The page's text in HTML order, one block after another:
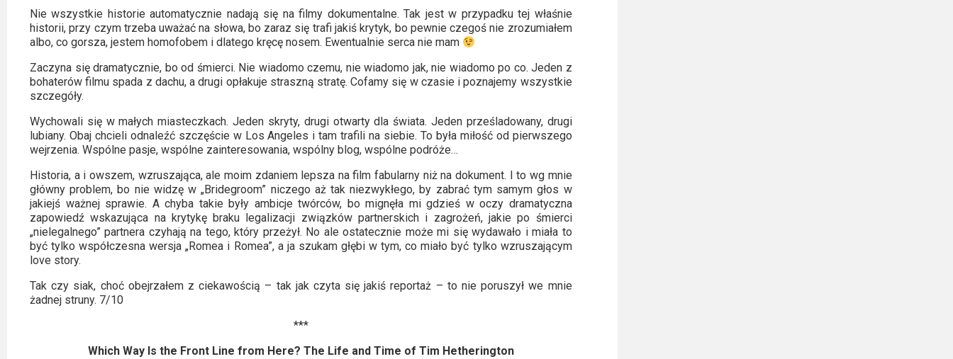
Nie wszystkie historie automatycznie nadają się na filmy dokumentalne. Tak jest w przypadku tej właśnie
historii, przy czym trzeba uważać na słowa, bo zaraz się trafi jakiś krytyk, bo pewnie czegoś nie zrozumiałem
albo, co gorsza, jestem homofobem i dlatego kręcę nosem. Ewentualnie serca nie mam
Zaczyna się dramatycznie, bo od śmierci. Nie wiadomo czemu, nie wiadomo jak, nie wiadomo po co. Jeden z
bohaterów filmu spada z dachu, a drugi opłakuje straszną stratę. Cofamy się w czasie i poznajemy wszystkie
szczegóły.
Wychowali się w małych miasteczkach. Jeden skryty, drugi otwarty dla świata. Jeden prześladowany, drugi
lubiany. Obaj chcieli odnaleźć szczęście w Los Angeles i tam trafili na siebie. To była miłość od pierwszego
wejrzenia. Wspólne pasje, wspólne zainteresowania, wspólny blog, wspólne podróże…
Historia, a i owszem, wzruszająca, ale moim zdaniem lepsza na film fabularny niż na dokument. I to wg mnie
główny problem, bo nie widzę w „Bridegroom” niczego aż tak niezwykłego, by zabrać tym samym głos w
jakiejś ważnej sprawie. A chyba takie były ambicje twórców, bo mignęła mi gdzieś w oczy dramatyczna
zapowiedź wskazująca na krytykę braku legalizacji związków partnerskich i zagrożeń, jakie po śmierci
„nielegalnego” partnera czyhają na tego, który przeżył. No ale ostatecznie może mi się wydawało i miała to
być tylko współczesna wersja „Romea i Romea”, a ja szukam głębi w tym, co miało być tylko wzruszającym
love story.
Tak czy siak, choć obejrzałem z ciekawością – tak jak czyta się jakiś reportaż – to nie poruszył we mnie
żadnej struny. 7/10
***
Which Way Is the Front Line from Here? The Life and Time of Tim Hetherington